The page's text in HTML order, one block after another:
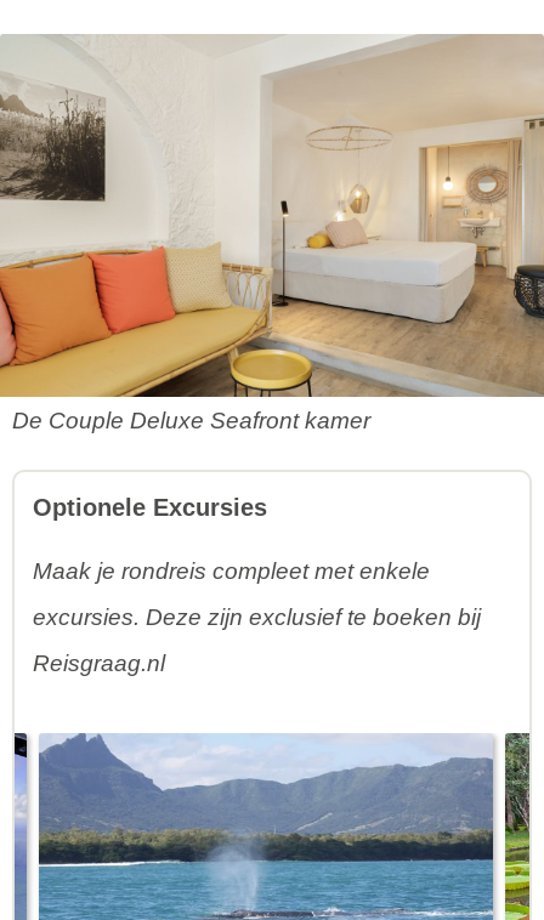
De Couple Deluxe Seafront kamer
Optionele Excursies
Maak je rondreis compleet met enkele
excursies. Deze zijn exclusief te boeken bij
Reisgraag.nl